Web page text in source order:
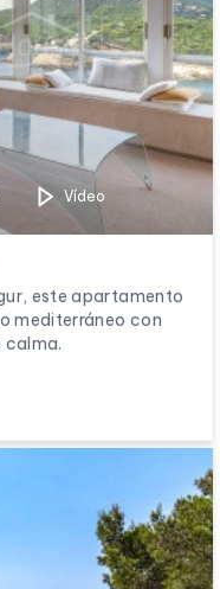
Vídeo
este apartamento
mediterráneo con
calma.